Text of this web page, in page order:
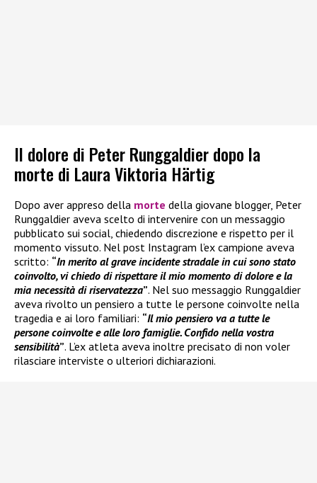
Il dolore di Peter Runggaldier dopo la
morte di Laura Viktoria Härtig
Dopo aver appreso della morte della giovane blogger, Peter
Runggaldier aveva scelto di intervenire con un messaggio
pubblicato sui social, chiedendo discrezione e rispetto per il
momento vissuto. Nel post Instagram l’ex campione aveva
scritto: “In merito al grave incidente stradale in cui sono stato
coinvolto, vi chiedo di rispettare il mio momento di dolore e la
mia necessità di riservatezza”. Nel suo messaggio Runggaldier
aveva rivolto un pensiero a tutte le persone coinvolte nella
tragedia e ai loro familiari: “Il mio pensiero va a tutte le
persone coinvolte e alle loro famiglie. Confido nella vostra
sensibilità”. L’ex atleta aveva inoltre precisato di non voler
rilasciare interviste o ulteriori dichiarazioni.